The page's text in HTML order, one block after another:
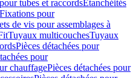
tubes et raccordsEtanchéités
Fixations pour
de vis pour assemblages à
Tuyaux multicouchesTuyaux
Pièces détachées pour
pour
chauffagePièces détachées pour